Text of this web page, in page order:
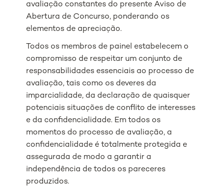
avaliação constantes do presente Aviso de
Abertura de Concurso, ponderando os
elementos de apreciação.
Todos os membros de painel estabelecem o
compromisso de respeitar um conjunto de
responsabilidades essenciais ao processo de
avaliação, tais como os deveres da
imparcialidade, da declaração de quaisquer
potenciais situações de conflito de interesses
e da confidencialidade. Em todos os
momentos do processo de avaliação, a
confidencialidade é totalmente protegida e
assegurada de modo a garantir a
independência de todos os pareceres
produzidos.